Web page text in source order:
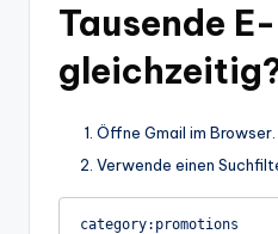
Tausende
Öffne Gmail im Browser.
Verwende einen
category:promotions